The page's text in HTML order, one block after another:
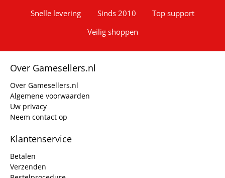
Snelle levering Sinds 2010
Top support
Veilig shoppen
Over Gamesellers.nl
Over Gamesellers.nl
Algemene voorwaarden
Uw privacy
Neem contact op
Klantenservice
Betalen
Verzenden